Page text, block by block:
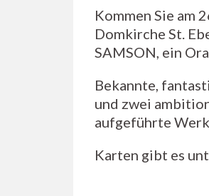
Kommen Sie am
Domkirche St.
SAMSON, ein
Bekannte,
und zwei
aufgeführte
Karten gibt es